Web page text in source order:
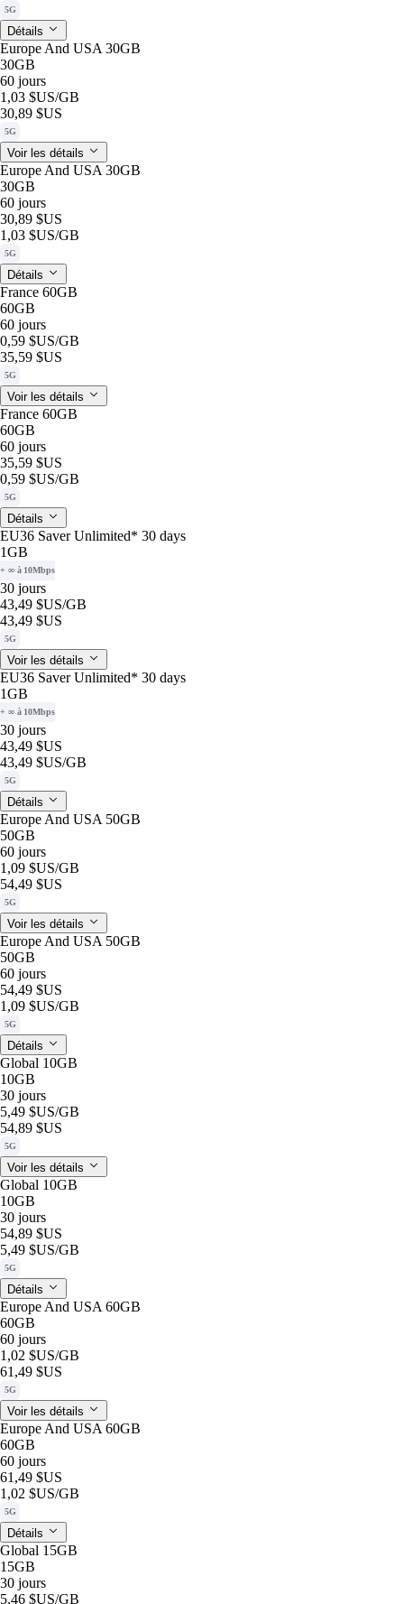
5G
Détails
Europe And USA 30GB
30GB
60 jours
1,03 $US/GB
30,89 $US
5G
Voir les détails
Europe And USA 30GB
30GB
60 jours
30,89 $US
1,03 $US/GB
5G
Détails
France 60GB
60GB
60 jours
0,59 $US/GB
35,59 $US
5G
Voir les détails
France 60GB
60GB
60 jours
35,59 $US
0,59 $US/GB
5G
Détails
EU36 Saver Unlimited* 30 days
1GB
+ ∞ à 10Mbps
30 jours
43,49 $US/GB
43,49 $US
5G
Voir les détails
EU36 Saver Unlimited* 30 days
1GB
+ ∞ à 10Mbps
30 jours
43,49 $US
43,49 $US/GB
5G
Détails
Europe And USA 50GB
50GB
60 jours
1,09 $US/GB
54,49 $US
5G
Voir les détails
Europe And USA 50GB
50GB
60 jours
54,49 $US
1,09 $US/GB
5G
Détails
Global 10GB
10GB
30 jours
5,49 $US/GB
54,89 $US
5G
Voir les détails
Global 10GB
10GB
30 jours
54,89 $US
5,49 $US/GB
5G
Détails
Europe And USA 60GB
60GB
60 jours
1,02 $US/GB
61,49 $US
5G
Voir les détails
Europe And USA 60GB
60GB
60 jours
61,49 $US
1,02 $US/GB
5G
Détails
Global 15GB
15GB
30 jours
5,46 $US/GB